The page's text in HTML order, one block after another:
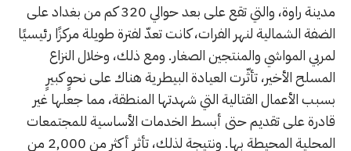
مدينة راوة، والتي تقع على بعد حوالي 320 كم من بغداد على
الضفة الشمالية لنهر الفرات، كانت تعدّ لفترة طويلة مركزًا رئيسيًا
لمربي المواشي والمنتجين الصغار. ومع ذلك، وخلال النزاع
المسلح الأخير، تأثّرت العيادة البيطرية هناك على نحوٍ كبيرٍ
بسبب الأعمال القتالية التي شهدتها المنطقة، مما جعلها غير
قادرة على تقديم حتى أبسط الخدمات الأساسية للمجتمعات
المحلية المحيطة بها. ونتيجة لذلك، تأثر أكثر من 2,000 من